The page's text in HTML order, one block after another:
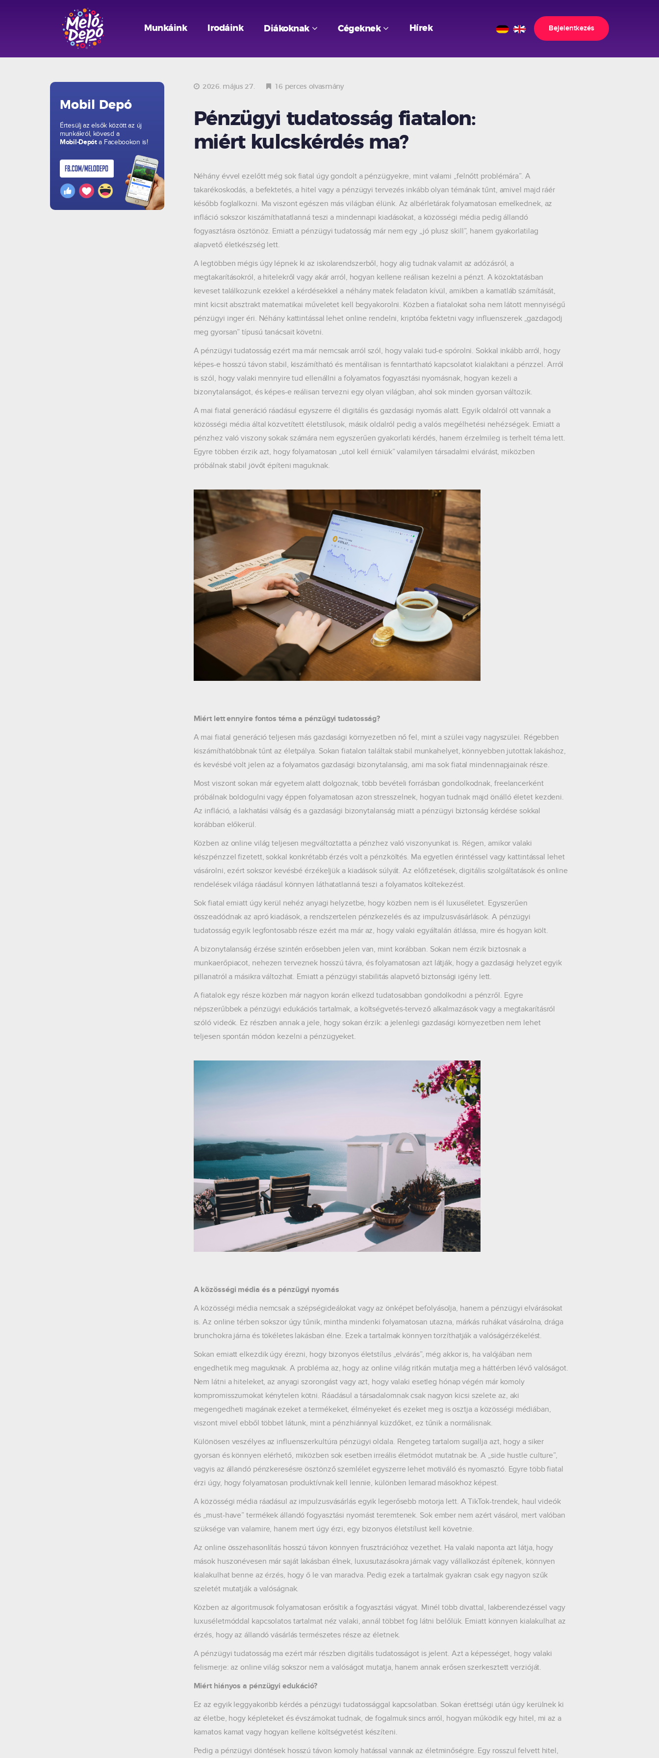
Munkáink Irodáink Diákoknak Cégeknek Hírek Bejelentkezés
Mobil Depó
Értesülj az elsők között az új
munkákról, kövesd a
Mobil-Depóta Facebookon is!
2026. május 27. 16 perces olvasmány
Pénzügyi tudatosság fiatalon:
miért kulcskérdés ma?
Néhány évvel ezelőtt még sok fiatal úgy gondolt a pénzügyekre, mint valami „felnőtt problémára”. A
takarékoskodás, a befektetés, a hitel vagy a pénzügyi tervezés inkább olyan témának tűnt, amivel majd ráér
később foglalkozni. Ma viszont egészen más világban élünk. Az albérletárak folyamatosan emelkednek, az
infláció sokszor kiszámíthatatlanná teszi a mindennapi kiadásokat, a közösségi média pedig állandó
fogyasztásra ösztönöz. Emiatt a pénzügyi tudatosság már nem egy „jó plusz skill”, hanem gyakorlatilag
alapvető életkészség lett.
A legtöbben mégis úgy lépnek ki az iskolarendszerből, hogy alig tudnak valamit az adózásról, a
megtakarításokról, a hitelekről vagy akár arról, hogyan kellene reálisan kezelni a pénzt. A közoktatásban
keveset találkozunk ezekkel a kérdésekkel a néhány matek feladaton kívül, amikben a kamatláb számítását,
mint kicsit absztrakt matematikai műveletet kell begyakorolni. Közben a fiatalokat soha nem látott mennyiségű
pénzügyi inger éri. Néhány kattintással lehet online rendelni, kriptóba fektetni vagy influenszerek „gazdagodj
meg gyorsan” típusú tanácsait követni.
A pénzügyi tudatosság ezért ma már nemcsak arról szól, hogy valaki tud-e spórolni. Sokkal inkább arról, hogy
képes-e hosszú távon stabil, kiszámítható és mentálisan is fenntartható kapcsolatot kialakítani a pénzzel. Arról
is szól, hogy valaki mennyire tud ellenállni a folyamatos fogyasztási nyomásnak, hogyan kezeli a
bizonytalanságot, és képes-e reálisan tervezni egy olyan világban, ahol sok minden gyorsan változik.
A mai fiatal generáció ráadásul egyszerre él digitális és gazdasági nyomás alatt. Egyik oldalról ott vannak a
közösségi média által közvetített életstílusok, másik oldalról pedig a valós megélhetési nehézségek. Emiatt a
pénzhez való viszony sokak számára nem egyszerűen gyakorlati kérdés, hanem érzelmileg is terhelt téma lett.
Egyre többen érzik azt, hogy folyamatosan „utol kell érniük” valamilyen társadalmi elvárást, miközben
próbálnak stabil jövőt építeni maguknak.
Miért lett ennyire fontos téma a pénzügyi tudatosság?
A mai fiatal generáció teljesen más gazdasági környezetben nő fel, mint a szülei vagy nagyszülei. Régebben
kiszámíthatóbbnak tűnt az életpálya. Sokan fiatalon találtak stabil munkahelyet, könnyebben jutottak lakáshoz,
és kevésbé volt jelen az a folyamatos gazdasági bizonytalanság, ami ma sok fiatal mindennapjainak része.
Most viszont sokan már egyetem alatt dolgoznak, több bevételi forrásban gondolkodnak, freelancerként
próbálnak boldogulni vagy éppen folyamatosan azon stresszelnek, hogyan tudnak majd önálló életet kezdeni.
Az infláció, a lakhatási válság és a gazdasági bizonytalanság miatt a pénzügyi biztonság kérdése sokkal
korábban előkerül.
Közben az online világ teljesen megváltoztatta a pénzhez való viszonyunkat is. Régen, amikor valaki
készpénzzel fizetett, sokkal konkrétabb érzés volt a pénzköltés. Ma egyetlen érintéssel vagy kattintással lehet
vásárolni, ezért sokszor kevésbé érzékeljük a kiadások súlyát. Az előfizetések, digitális szolgáltatások és online
rendelések világa ráadásul könnyen láthatatlanná teszi a folyamatos költekezést.
Sok fiatal emiatt úgy kerül nehéz anyagi helyzetbe, hogy közben nem is él luxuséletet. Egyszerűen
összeadódnak az apró kiadások, a rendszertelen pénzkezelés és az impulzusvásárlások. A pénzügyi
tudatosság egyik legfontosabb része ezért ma már az, hogy valaki egyáltalán átlássa, mire és hogyan költ.
A bizonytalanság érzése szintén erősebben jelen van, mint korábban. Sokan nem érzik biztosnak a
munkaerőpiacot, nehezen terveznek hosszú távra, és folyamatosan azt látják, hogy a gazdasági helyzet egyik
pillanatról a másikra változhat. Emiatt a pénzügyi stabilitás alapvető biztonsági igény lett.
A fiatalok egy része közben már nagyon korán elkezd tudatosabban gondolkodni a pénzről. Egyre
népszerűbbek a pénzügyi edukációs tartalmak, a költségvetés-tervező alkalmazások vagy a megtakarításról
szóló videók. Ez részben annak a jele, hogy sokan érzik: a jelenlegi gazdasági környezetben nem lehet
teljesen spontán módon kezelni a pénzügyeket.
A közösségi média és a pénzügyi nyomás
A közösségi média nemcsak a szépségideálokat vagy az önképet befolyásolja, hanem a pénzügyi elvárásokat
is. Az online térben sokszor úgy tűnik, mintha mindenki folyamatosan utazna, márkás ruhákat vásárolna, drága
brunchokra járna és tökéletes lakásban élne. Ezek a tartalmak könnyen torzíthatják a valóságérzékelést.
Sokan emiatt elkezdik úgy érezni, hogy bizonyos életstílus „elvárás”, még akkor is, ha valójában nem
engedhetik meg maguknak. A probléma az, hogy az online világ ritkán mutatja meg a háttérben lévő valóságot.
Nem látni a hiteleket, az anyagi szorongást vagy azt, hogy valaki esetleg hónap végén már komoly
kompromisszumokat kénytelen kötni. Ráadásul a társadalomnak csak nagyon kicsi szelete az, aki
megengedheti magának ezeket a termékeket, élményeket és ezeket meg is osztja a közösségi médiában,
viszont mivel ebből többet látunk, mint a pénzhiánnyal küzdőket, ez tűnik a normálisnak.
Különösen veszélyes az influenszerkultúra pénzügyi oldala. Rengeteg tartalom sugallja azt, hogy a siker
gyorsan és könnyen elérhető, miközben sok esetben irreális életmódot mutatnak be. A „side hustle culture”,
vagyis az állandó pénzkeresésre ösztönző szemlélet egyszerre lehet motiváló és nyomasztó. Egyre több fiatal
érzi úgy, hogy folyamatosan produktívnak kell lennie, különben lemarad másokhoz képest.
A közösségi média ráadásul az impulzusvásárlás egyik legerősebb motorja lett. A TikTok-trendek, haul videók
és „must-have” termékek állandó fogyasztási nyomást teremtenek. Sok ember nem azért vásárol, mert valóban
szüksége van valamire, hanem mert úgy érzi, egy bizonyos életstílust kell követnie.
Az online összehasonlítás hosszú távon könnyen frusztrációhoz vezethet. Ha valaki naponta azt látja, hogy
mások huszonévesen már saját lakásban élnek, luxusutazásokra járnak vagy vállalkozást építenek, könnyen
kialakulhat benne az érzés, hogy ő le van maradva. Pedig ezek a tartalmak gyakran csak egy nagyon szűk
szeletét mutatják a valóságnak.
Közben az algoritmusok folyamatosan erősítik a fogyasztási vágyat. Minél több divattal, lakberendezéssel vagy
luxuséletmóddal kapcsolatos tartalmat néz valaki, annál többet fog látni belőlük. Emiatt könnyen kialakulhat az
érzés, hogy az állandó vásárlás természetes része az életnek.
A pénzügyi tudatosság ma ezért már részben digitális tudatosságot is jelent. Azt a képességet, hogy valaki
felismerje: az online világ sokszor nem a valóságot mutatja, hanem annak erősen szerkesztett verzióját.
Miért hiányos a pénzügyi edukáció?
Ez az egyik leggyakoribb kérdés a pénzügyi tudatossággal kapcsolatban. Sokan érettségi után úgy kerülnek ki
az életbe, hogy képleteket és évszámokat tudnak, de fogalmuk sincs arról, hogyan működik egy hitel, mi az a
kamatos kamat vagy hogyan kellene költségvetést készíteni.
Pedig a pénzügyi döntések hosszú távon komoly hatással vannak az életminőségre. Egy rosszul felvett hitel,